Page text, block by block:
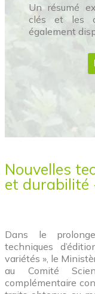
Un résumé
clés et les
également
Nouvelles
et durabilité
Dans le
techniques
variétés », le
au Comité
complémentaire